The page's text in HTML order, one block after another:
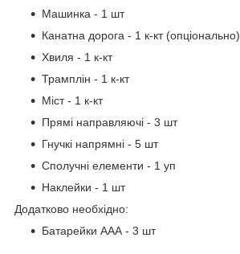
Машинка - 1 шт
Канатна дорога - 1 к-кт (опціонально)
Хвиля - 1 к-кт
Трамплін - 1 к-кт
Міст - 1 к-кт
Прямі направляючі - 3 шт
Гнучкі напрямні - 5 шт
Сполучні елементи - 1 уп
Наклейки - 1 шт
Додатково необхідно:
Батарейки ААА - 3 шт